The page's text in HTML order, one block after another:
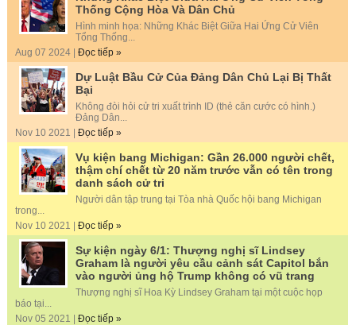
Thống Cộng Hòa Và Dân Chủ
Hình minh họa: Những Khác Biệt Giữa Hai Ứng Cử Viên
Tổng Thống...
Aug 07 2024 | Đọc tiếp »
Dự Luật Bầu Cử Của Đảng Dân Chủ Lại Bị Thất
Bại
Không đòi hỏi cử tri xuất trình ID (thẻ căn cước có hình.)
Đảng Dân...
Nov 10 2021 | Đọc tiếp »
Vụ kiện bang Michigan: Gần 26.000 người chết,
thậm chí chết từ 20 năm trước vẫn có tên trong
danh sách cử tri
Người dân tập trung tại Tòa nhà Quốc hội bang Michigan
trong...
Nov 10 2021 | Đọc tiếp »
Sự kiện ngày 6/1: Thượng nghị sĩ Lindsey
Graham là người yêu cầu cảnh sát Capitol bắn
vào người ủng hộ Trump không có vũ trang
Thượng nghị sĩ Hoa Kỳ Lindsey Graham tại một cuộc họp
báo tại...
Nov 05 2021 | Đọc tiếp »